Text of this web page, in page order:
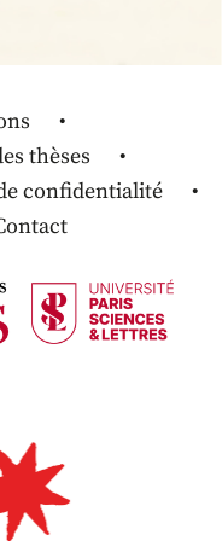
thèses
confidentialité